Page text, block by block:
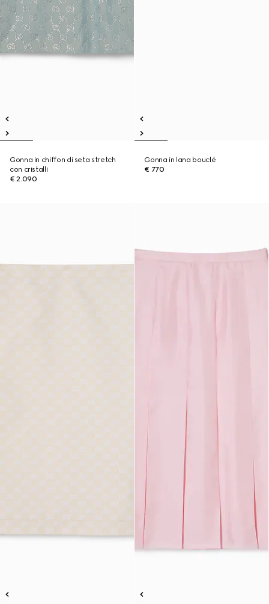
Gonna in chiffon di seta stretch
con cristalli
€ 2.090
Gonna in lana bouclé
€ 770